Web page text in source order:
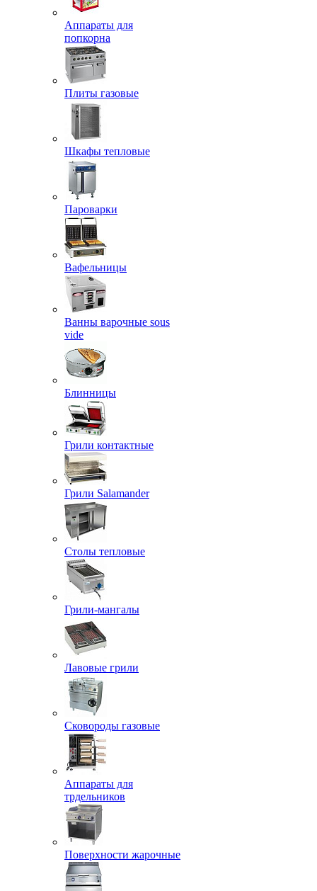
Аппараты для
попкорна
Плиты газовые
Шкафы тепловые
Пароварки
Вафельницы
Ванны варочные sous
vide
Блинницы
Грили контактные
Грили Salamander
Столы тепловые
Грили-мангалы
Лавовые грили
Сковороды газовые
Аппараты для
трдельников
Поверхности жарочные